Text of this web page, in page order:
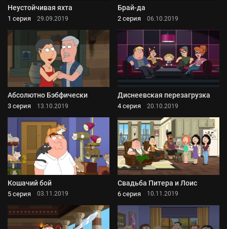
Неустойчивая яхта
1 серия 29.09.2019
Брай-да
2 серия 06.10.2019
Абсолютно Бэбфически
3 серия 13.10.2019
Диснеевская перезагрузка
4 серия 20.10.2019
Кошачий бой
5 серия 03.11.2019
Свадьба Питера и Лоис
6 серия 10.11.2019